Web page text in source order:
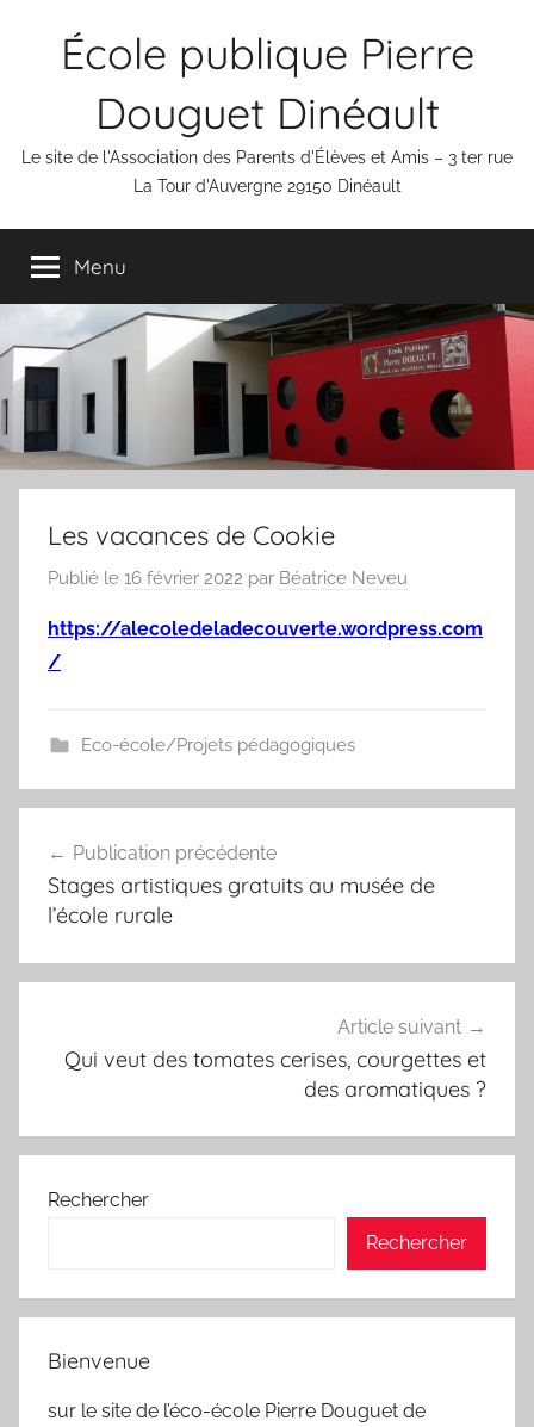
École publique Pierre
Douguet Dinéault
Le site de l'Association des Parents d'Élèves et Amis – 3 ter rue
La Tour d'Auvergne 29150 Dinéault
Menu
Les vacances de Cookie
Publié le 16 février 2022 par Béatrice Neveu
https://alecoledeladecouverte.wordpress.com
/
Eco-école/Projets pédagogiques
de
l’article
Publication précédente
Stages artistiques gratuits au musée de
l’école rurale
Article suivant
Qui veut des tomates cerises, courgettes et
des aromatiques ?
Rechercher
Rechercher
Bienvenue
sur le site de l’éco-école Pierre Douguet de